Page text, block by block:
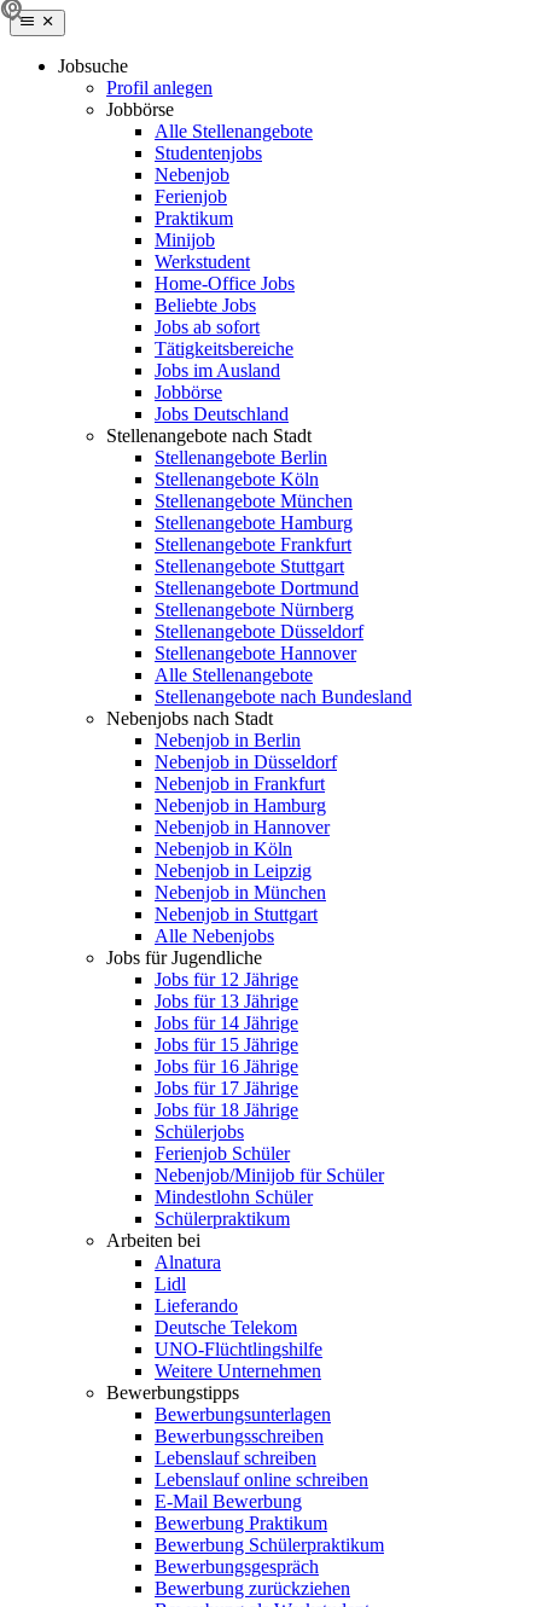
Jobsuche
Profil anlegen
Jobbörse
Alle Stellenangebote
Studentenjobs
Nebenjob
Ferienjob
Praktikum
Minijob
Werkstudent
Home-Office Jobs
Beliebte Jobs
Jobs ab sofort
Tätigkeitsbereiche
Jobs im Ausland
Jobbörse
Jobs Deutschland
Stellenangebote nach Stadt
Stellenangebote Berlin
Stellenangebote Köln
Stellenangebote München
Stellenangebote Hamburg
Stellenangebote Frankfurt
Stellenangebote Stuttgart
Stellenangebote Dortmund
Stellenangebote Nürnberg
Stellenangebote Düsseldorf
Stellenangebote Hannover
Alle Stellenangebote
Stellenangebote nach Bundesland
Nebenjobs nach Stadt
Nebenjob in Berlin
Nebenjob in Düsseldorf
Nebenjob in Frankfurt
Nebenjob in Hamburg
Nebenjob in Hannover
Nebenjob in Köln
Nebenjob in Leipzig
Nebenjob in München
Nebenjob in Stuttgart
Alle Nebenjobs
Jobs für Jugendliche
Jobs für 12 Jährige
Jobs für 13 Jährige
Jobs für 14 Jährige
Jobs für 15 Jährige
Jobs für 16 Jährige
Jobs für 17 Jährige
Jobs für 18 Jährige
Schülerjobs
Ferienjob Schüler
Nebenjob/Minijob für Schüler
Mindestlohn Schüler
Schülerpraktikum
Arbeiten bei
Alnatura
Lidl
Lieferando
Deutsche Telekom
UNO-Flüchtlingshilfe
Weitere Unternehmen
Bewerbungstipps
Bewerbungsunterlagen
Bewerbungsschreiben
Lebenslauf schreiben
Lebenslauf online schreiben
E-Mail Bewerbung
Bewerbung Praktikum
Bewerbung Schülerpraktikum
Bewerbungsgespräch
Bewerbung zurückziehen